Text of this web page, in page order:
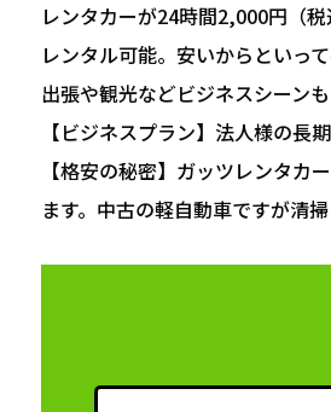
レンタカーが24時間2,000円（
レンタル可能。安いからといっ
出張や観光などビジネスシーン
【ビジネスプラン】法人様の長
【格安の秘密】ガッツレンタ
ます。中古の軽自動車ですが清